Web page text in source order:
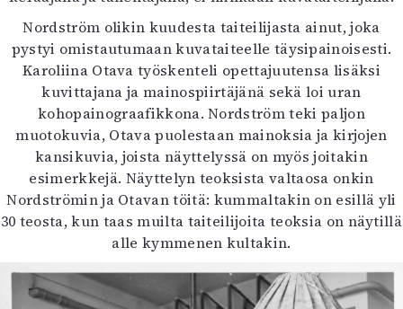
Nordström olikin kuudesta taiteilijasta ainut, joka
pystyi omistautumaan kuvataiteelle täysipainoisesti.
Karoliina Otava työskenteli opettajuutensa lisäksi
kuvittajana ja mainospiirtäjänä sekä loi uran
kohopainograafikkona. Nordström teki paljon
muotokuvia, Otava puolestaan mainoksia ja kirjojen
kansikuvia, joista näyttelyssä on myös joitakin
esimerkkejä. Näyttelyn teoksista valtaosa onkin
Nordströmin ja Otavan töitä: kummaltakin on esillä yli
30 teosta, kun taas muilta taiteilijoita teoksia on näytillä
alle kymmenen kultakin.